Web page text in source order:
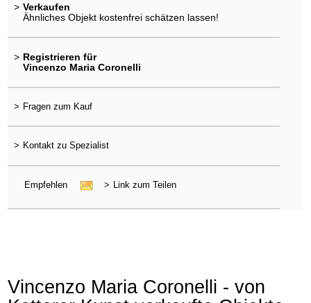
> Verkaufen
Ähnliches Objekt kostenfrei schätzen lassen!
> Registrieren für
Vincenzo Maria Coronelli
> Fragen zum Kauf
> Kontakt zu Spezialist
Empfehlen > Link zum Teilen
Vincenzo Maria Coronelli - von